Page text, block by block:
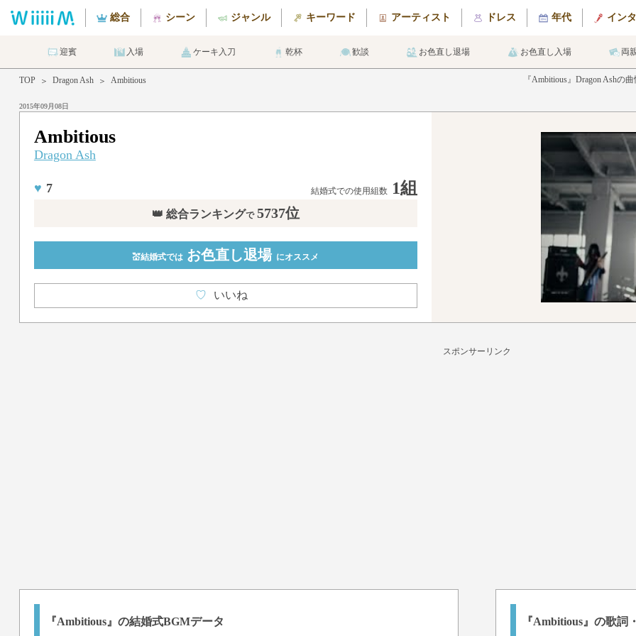
総合 シーン ジャンル キーワード アーティスト ドレス 年代 イン
迎賓 入場 ケーキ入刀 乾杯 歓談 お色直し退場 お色直し入場 両
TOP ＞ Dragon Ash ＞ Ambitious
2015年09月08日
『Ambitious』Dragon Ash
Ambitious
Dragon Ash
♥ 7 結婚式での使用組数 1組
👑 総合ランキングで 5737位
💒結婚式では お色直し退場 にオススメ
♡ いいね
スポンサーリンク
『Ambitious』の結婚式BGMデータ 『Ambitious』の歌詞